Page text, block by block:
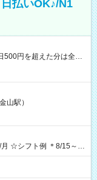
払いOK♪/N1
ます ★日払い
GET♪ お仕事後はコン
山駅）
～
～21：00 ＊8/31
～16：00 ＊9/6～